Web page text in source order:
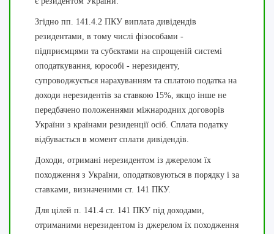
Згідно пп. 141.4.2 ПКУ виплата дивідендів
резидентами, в тому числі фізособами -
підприємцями та субєктами на спрощеній системі
оподаткування, юрособі - нерезиденту,
супроводжується нарахуванням та сплатою податка на
доходи нерезидентів за ставкою 15%, якщо інше не
передбачено положеннями міжнародних договорів
України з країнами резиденції осіб. Сплата податку
відбувається в момент сплати дивідендів.
Доходи, отримані нерезидентом із джерелом їх
походження з України, оподатковуються в порядку і за
ставками, визначеними ст. 141 ПКУ.
Для цілей п. 141.4 ст. 141 ПКУ під доходами,
отриманими нерезидентом із джерелом їх походження